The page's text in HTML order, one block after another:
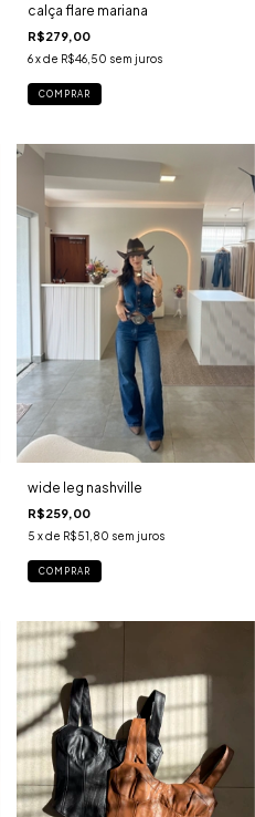
calça flare mariana
R$279,00
6 x de R$46,50 sem juros
COMPRAR
wide leg nashville
R$259,00
5 x de R$51,80 sem juros
COMPRAR